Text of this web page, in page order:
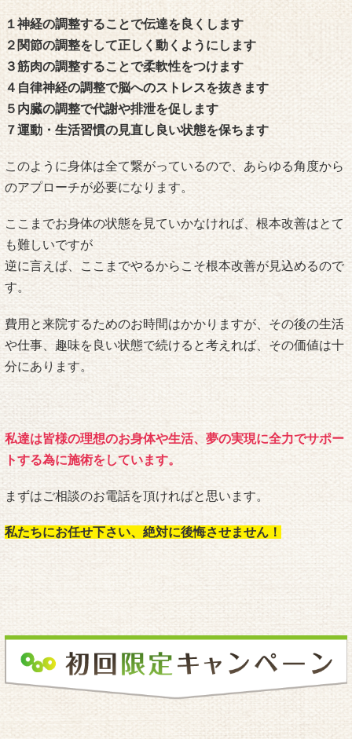
１神経の調整することで伝達を良くします
２関節の調整をして正しく動くようにします
３筋肉の調整することで柔軟性をつけます
４自律神経の調整で脳へのストレスを抜きます
５内臓の調整で代謝や排泄を促します
７運動・生活習慣の見直し良い状態を保ちます
このように身体は全て繋がっているので、あらゆる角度から
のアプローチが必要になります。
ここまでお身体の状態を見ていかなければ、根本改善はとて
も難しいですが
逆に言えば、ここまでやるからこそ根本改善が見込めるので
す。
費用と来院するためのお時間はかかりますが、その後の生活
や仕事、趣味を良い状態で続けると考えれば、その価値は十
分にあります。
私達は皆様の理想のお身体や生活、夢の実現に全力でサポー
トする為に施術をしています。
まずはご相談のお電話を頂ければと思います。
私たちにお任せ下さい、絶対に後悔させません！